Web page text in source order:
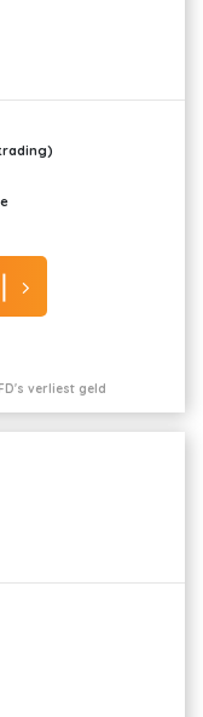
verliest geld